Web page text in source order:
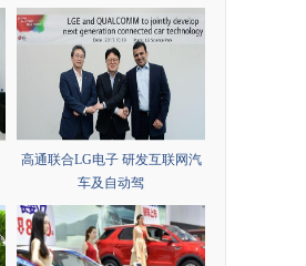
高通联合LG电子 研发互联网汽
车及自动驾